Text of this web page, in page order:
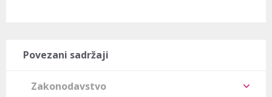
Povezani sadržaji
Zakonodavstvo